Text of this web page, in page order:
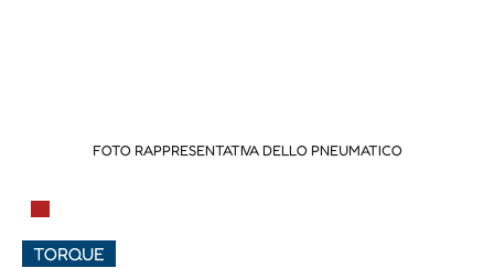
FOTO RAPPRESENTATIVA DELLO PNEUMATICO
▀
TORQUE